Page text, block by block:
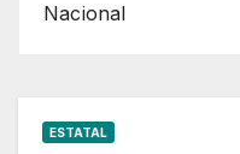
Nacional
ESTATAL